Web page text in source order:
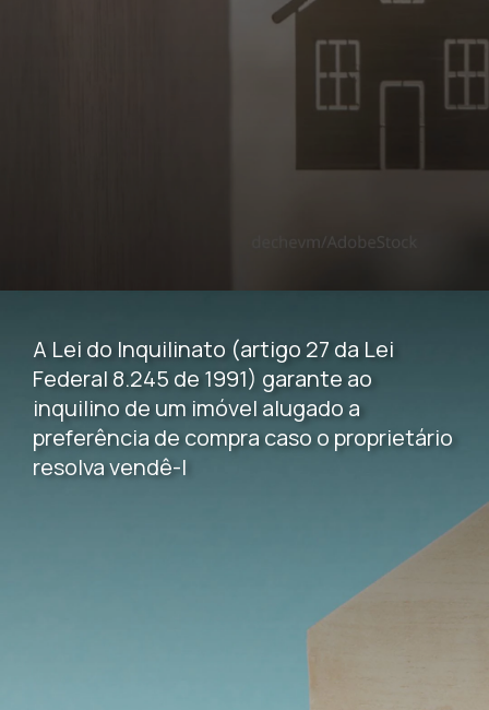
A Lei do Inquilinato (artigo 27 da Lei
Federal 8.245 de 1991) garante ao
inquilino de um imóvel alugado a
preferência de compra caso o proprietário
resolva vendê-l